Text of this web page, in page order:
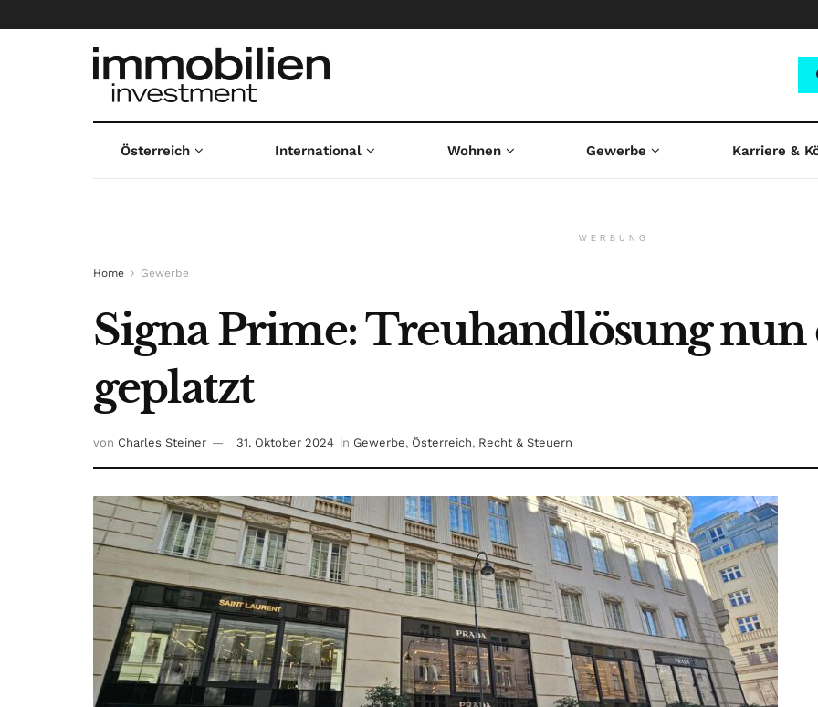
Österreich International Wohnen Gewerbe Karriere &
WERBUNG
Home Gewerbe
Signa Prime: Treuhandlösung
geplatzt
von Charles Steiner 31. Oktober 2024 in Gewerbe, Österreich, Recht & Steuern